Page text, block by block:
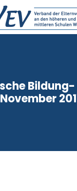
Bildung-
November